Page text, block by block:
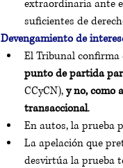
extraordinaria ante
suficientes de
Devengamiento de
El Tribunal
punto de partida
CCyCN), y no, como
transaccional.
En autos, la prueba
La apelación que
desvirtúa la prueba